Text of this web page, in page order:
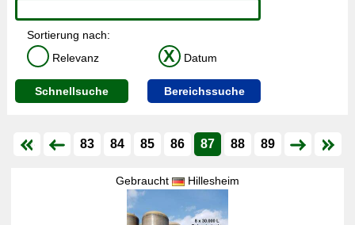
Sortierung nach:
Relevanz
X Datum
Schnellsuche Bereichssuche
83 84 85 86 87 88 89
Gebraucht Hillesheim